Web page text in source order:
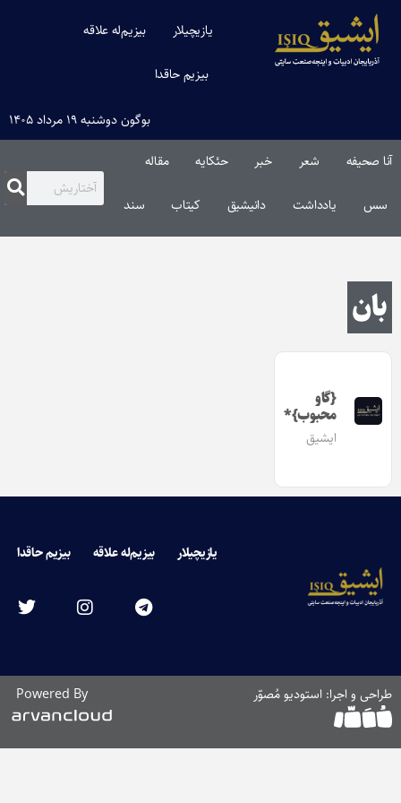
یازیچیلار بیزیم‌له علاقه
بیزیم حاقدا
بوگون دوشنبه ۱۹ مرداد ۱۴۰۵
آنا صحیفه شعر خبر حئکایه مقاله‌
سس یادداشت دانیشیق کیتاب سند
بان
{گاو
محبوب}*
ایشیق
یازیچیلار بیزیم‌له علاقه بیزیم حاقدا
طراحی و اجرا: استودیو مُصوّر Powered By